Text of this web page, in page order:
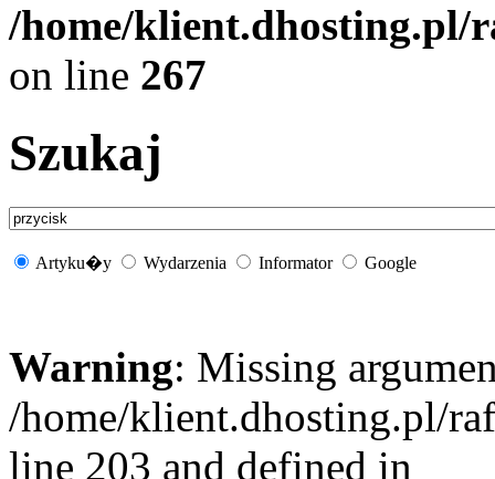
/home/klient.dhosting.pl/
on line 267
Szukaj
Artyku�y Wydarzenia Informator Google
Warning: Missing
/home/klient.dhosting.pl/
line 203 and defined in